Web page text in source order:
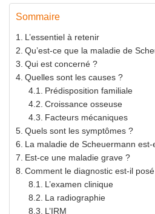
Sommaire
L’essentiel à retenir
Qu’est-ce que la maladie de
Qui est concerné ?
Quelles sont les causes ?
Prédisposition familiale
Croissance osseuse
Facteurs mécaniques
Quels sont les symptômes ?
La maladie de Scheuermann
Est-ce une maladie grave ?
Comment le diagnostic est-il
L’examen clinique
La radiographie
L’IRM